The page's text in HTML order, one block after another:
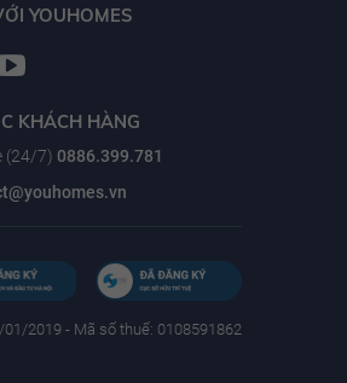
YOUHOMES
KHÁCH HÀNG
(24/7) 0886.399.781
2019 - Mã số thuế: 0108591862